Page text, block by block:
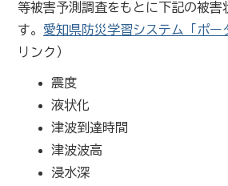
等被害予測調査をもとに下記の被害
す。 愛知県防災学習システム「ポー
リンク）
震度
液状化
津波到達時間
津波波高
浸水深